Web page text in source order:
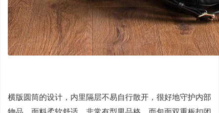
横版圆筒的设计，内里隔层不易自行散开，很好地守护内部